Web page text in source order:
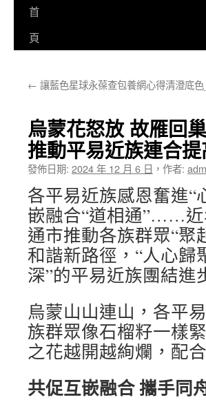
首
頁
← 讓藍色星球永葆查包養網心得清澄底
烏蒙花怒放 故雁回
推動平易近族連合
發佈日期: 2024 年 12 月 6 日 ， 作者:
各平易近族感恩奮進“
嵌融合“道相通”……近
通市推動各族群眾“聚
和諧新路徑，“人心
深”的平易近族團結
烏蒙山山連山，各平
族群眾像石榴籽一樣
之花越開越絢爛，配
共促互嵌融合 攜手同